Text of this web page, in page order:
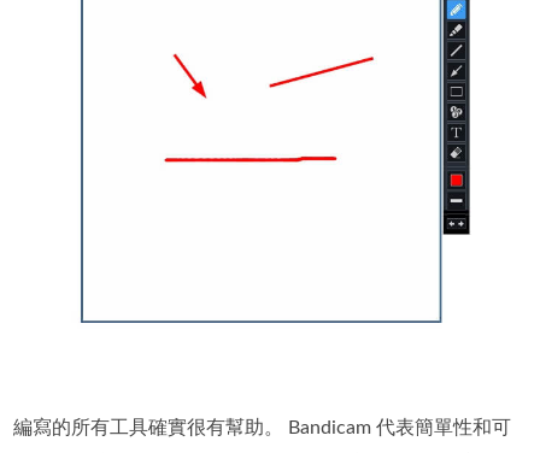
編寫的所有工具確實很有幫助。 Bandicam 代表簡單性和可